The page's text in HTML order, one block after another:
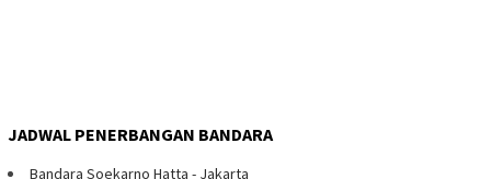
JADWAL PENERBANGAN BANDARA
Bandara Soekarno Hatta - Jakarta